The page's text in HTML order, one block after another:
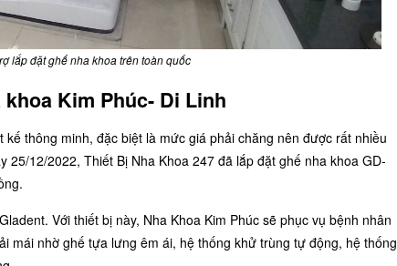
lắp đặt ghế nha khoa trên toàn quốc
Kim Phúc- Di Linh
thông minh, đặc biệt là mức giá phải chăng nên được rất nhiều
12/2022, Thiết Bị Nha Khoa 247 đã lắp đặt ghế nha khoa GD-
Với thiết bị này, Nha Khoa Kim Phúc sẽ phục vụ bệnh nhân
mái nhờ ghế tựa lưng êm ái, hệ thống khử trùng tự động, hệ thống